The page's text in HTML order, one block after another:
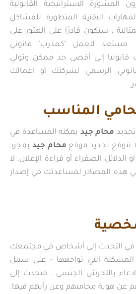
المشورة الاستراتيجية القانونية
التقنية المتطورة للمشاكل
، ستكون قادرًا على العثور على
مستعد للعمل "كمدرب" قانوني
إلى أقصى حد ممكن وتولي
الرسمي لشركتك او اعمالك
المناسب
محام جيد يمكنه المساعدة في
تحديد موقع محام جيد بمجرد
الدلائل الصفراء أو قراءة الإعلان. لا
هذه المصادر لمساعدتك في إصدار
في التحدث إلى أشخاص في مجتمعك
التي تواجهها - على سبيل
ادعاء بالتحرش الجنسي ، فتحدث إلى
عن هوية محاميهم وعن رأيهم فيها.